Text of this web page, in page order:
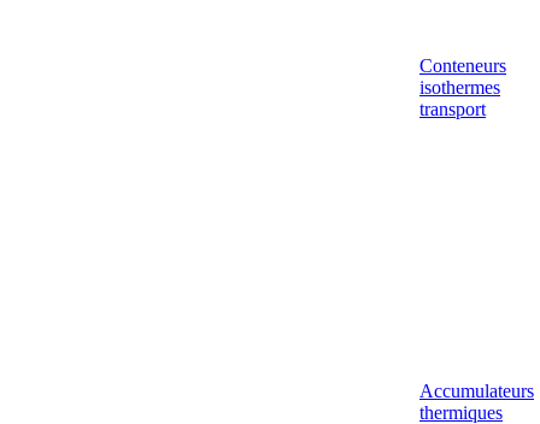
Conteneurs
isothermes
transport
Accumulateurs
thermiques